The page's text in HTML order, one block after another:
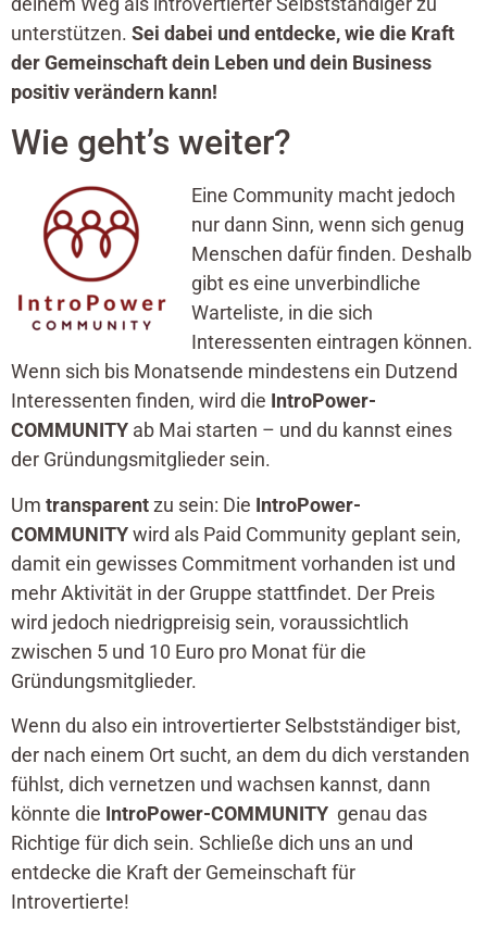
unterstützen. Sei dabei und entdecke, wie die Kraft
der Gemeinschaft dein Leben und dein Business
positiv verändern kann!
Wie geht’s weiter?
Eine Community macht jedoch
nur dann Sinn, wenn sich genug
Menschen dafür finden. Deshalb
gibt es eine unverbindliche
Warteliste, in die sich
Interessenten eintragen können.
Wenn sich bis Monatsende mindestens ein Dutzend
Interessenten finden, wird die IntroPower-
COMMUNITY ab Mai starten – und du kannst eines
der Gründungsmitglieder sein.
Um transparentzu sein: Die IntroPower-
COMMUNITYwird als Paid Community geplant sein,
damit ein gewisses Commitment vorhanden ist und
mehr Aktivität in der Gruppe stattfindet. Der Preis
wird jedoch niedrigpreisig sein, voraussichtlich
zwischen 5 und 10 Euro pro Monat für die
Gründungsmitglieder.
Wenn du also ein introvertierter Selbstständiger bist,
der nach einem Ort sucht, an dem du dich verstanden
fühlst, dich vernetzen und wachsen kannst, dann
könnte die IntroPower-COMMUNITY genau das
Richtige für dich sein. Schließe dich uns an und
entdecke die Kraft der Gemeinschaft für
Introvertierte!